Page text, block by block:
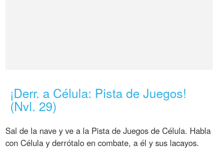
¡Derr. a Célula: Pista de Juegos!
(Nvl. 29)
Sal de la nave y ve a la Pista de Juegos de Célula. Habla
con Célula y derrótalo en combate, a él y sus lacayos.